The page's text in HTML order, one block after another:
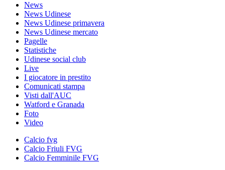
News
News Udinese
News Udinese primavera
News Udinese mercato
Pagelle
Statistiche
Udinese social club
Live
I giocatore in prestito
Comunicati stampa
Visti dall'AUC
Watford e Granada
Foto
Video
Calcio fvg
Calcio Friuli FVG
Calcio Femminile FVG